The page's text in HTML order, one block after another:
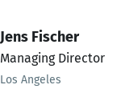
Jens Fischer
Managing Director
Los Angeles